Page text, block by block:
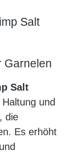
Salt
Garnelen
Salt
und
die
Es erhöht